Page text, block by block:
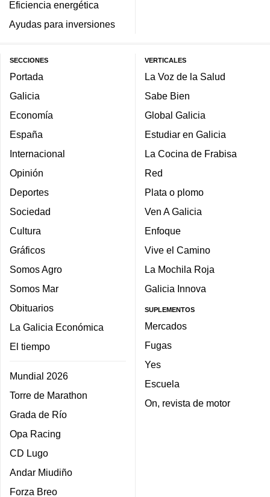
Eficiencia energética
Ayudas para inversiones
SECCIONES
Portada
Galicia
Economía
España
Internacional
Opinión
Deportes
Sociedad
Cultura
Gráficos
Somos Agro
Somos Mar
Obituarios
La Galicia Económica
El tiempo
Mundial 2026
Torre de Marathon
Grada de Río
Opa Racing
CD Lugo
Andar Miudiño
Forza Breo
VERTICALES
La Voz de la Salud
Sabe Bien
Global Galicia
Estudiar en Galicia
La Cocina de Frabisa
Red
Plata o plomo
Ven A Galicia
Enfoque
Vive el Camino
La Mochila Roja
Galicia Innova
SUPLEMENTOS
Mercados
Fugas
Yes
Escuela
On, revista de motor